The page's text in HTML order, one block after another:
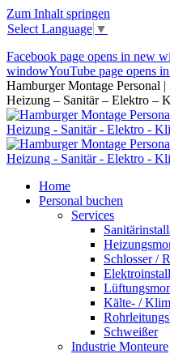
Zum Inhalt springen
Select Language ▼
Facebook page opens in new
windowYouTube page opens
Hamburger Montage Personal
Heizung – Sanitär – Elektro –
Home
Personal buchen
Services
Schlosser /
Kälte- /
Schweißer
Industrie Monteure